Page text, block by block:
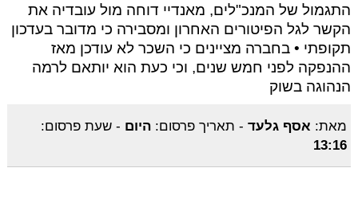
התגמול של המנכ"לים, מאנדיי דוחה מול עובדיה את
הקשר לגל הפיטורים האחרון ומסבירה כי מדובר בעדכון
תקופתי • בחברה מציינים כי השכר לא עודכן מאז
ההנפקה לפני חמש שנים, וכי כעת הוא יותאם לרמה
הנהוגה בשוק
מאת: אסף גלעד- תאריך פרסום: היום - שעת פרסום:
13:16